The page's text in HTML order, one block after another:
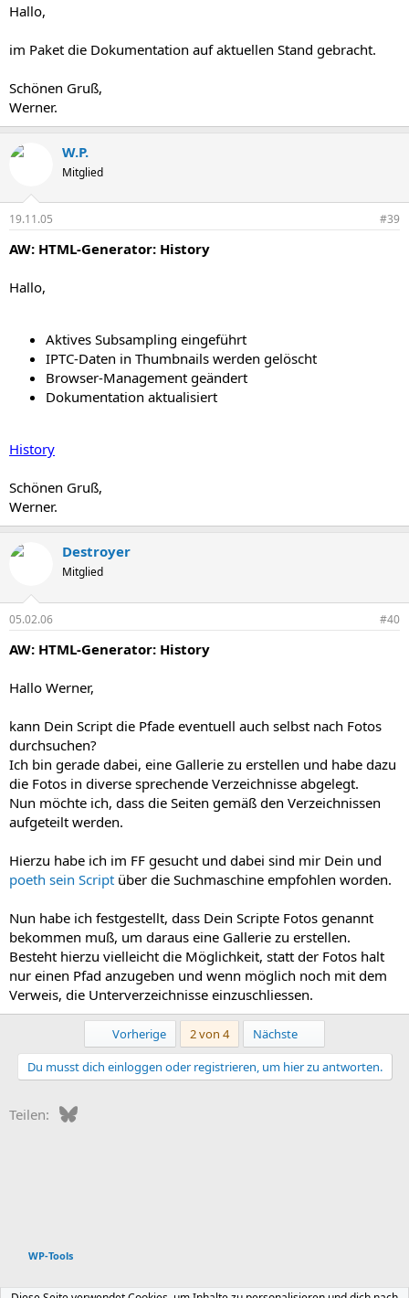
Hallo,
im Paket die Dokumentation auf aktuellen Stand gebracht.
Schönen Gruß,
Werner.
W.P.
Mitglied
19.11.05 #39
AW: HTML-Generator: History
Hallo,
Aktives Subsampling eingeführt
IPTC-Daten in Thumbnails werden gelöscht
Browser-Management geändert
Dokumentation aktualisiert
History
Schönen Gruß,
Werner.
Destroyer
Mitglied
05.02.06 #40
AW: HTML-Generator: History
Hallo Werner,
kann Dein Script die Pfade eventuell auch selbst nach Fotos
durchsuchen?
Ich bin gerade dabei, eine Gallerie zu erstellen und habe dazu
die Fotos in diverse sprechende Verzeichnisse abgelegt.
Nun möchte ich, dass die Seiten gemäß den Verzeichnissen
aufgeteilt werden.
Hierzu habe ich im FF gesucht und dabei sind mir Dein und
poeth sein Script über die Suchmaschine empfohlen worden.
Nun habe ich festgestellt, dass Dein Scripte Fotos genannt
bekommen muß, um daraus eine Gallerie zu erstellen.
Besteht hierzu vielleicht die Möglichkeit, statt der Fotos halt
nur einen Pfad anzugeben und wenn möglich noch mit dem
Verweis, die Unterverzeichnisse einzuschliessen.
Vorherige 2 von 4 Nächste
Du musst dich einloggen oder registrieren, um hier zu antworten.
Teilen: Bluesky
WP-Tools